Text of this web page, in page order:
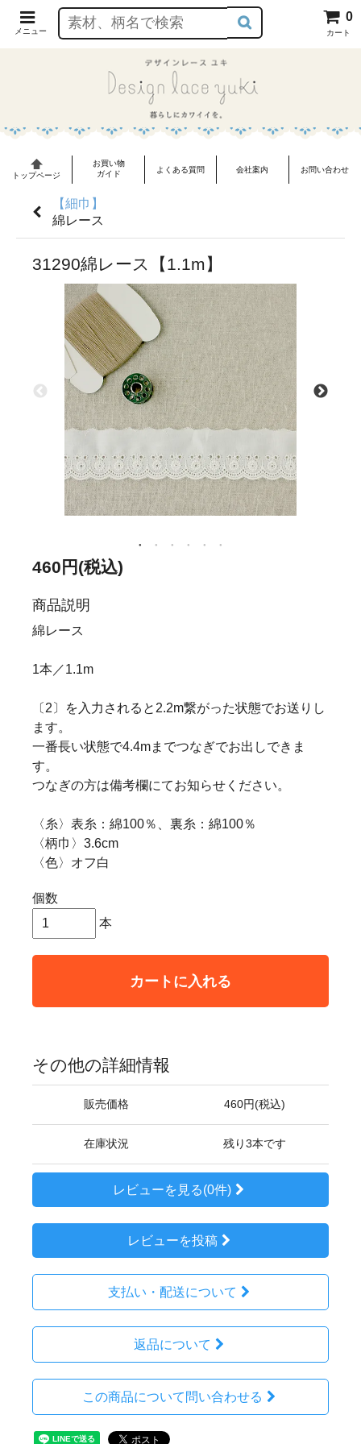
メニュー
0
カート
トップページ
お買い物
ガイド
よくある質問 会社案内 お問い合わせ
【細巾】
綿レース
31290綿レース【1.1m】
460円(税込)
商品説明
綿レース
1本／1.1m
〔2〕を入力されると2.2m繋がった状態でお送りし
ます。
一番長い状態で4.4mまでつなぎでお出しできま
す。
つなぎの方は備考欄にてお知らせください。
〈糸〉表糸：綿100％、裏糸：綿100％
〈柄巾〉3.6cm
〈色〉オフ白
個数
本
カートに入れる
その他の詳細情報
販売価格 460円(税込)
在庫状況 残り3本です
レビューを見る(0件)
レビューを投稿
支払い・配送について
返品について
この商品について問い合わせる